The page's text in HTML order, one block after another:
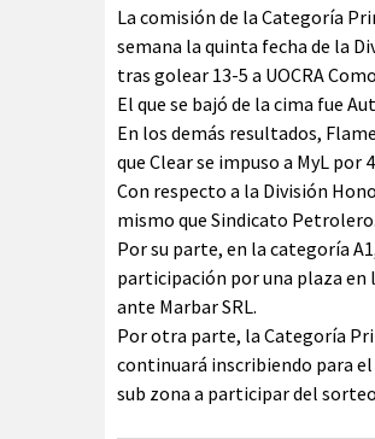
La comisión de la Categoría
semana la quinta fecha de la
tras golear 13-5 a UOCRA
El que se bajó de la cima fue
En los demás resultados,
que Clear se impuso a MyL por
Con respecto a la División
mismo que Sindicato Petrolero.
Por su parte, en la categoría
participación por una plaza en
ante Marbar SRL.
Por otra parte, la Categoría
continuará inscribiendo para el
sub zona a participar del